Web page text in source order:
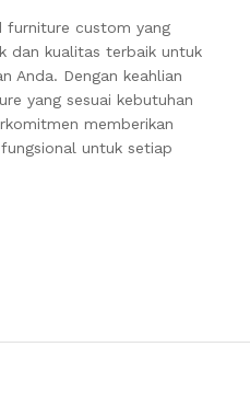
furniture custom yang
dan kualitas terbaik untuk
Anda. Dengan keahlian
yang sesuai kebutuhan
memberikan
untuk setiap